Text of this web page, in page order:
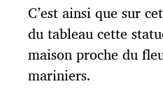
C’est ainsi que sur
du tableau cette
maison proche du
mariniers.